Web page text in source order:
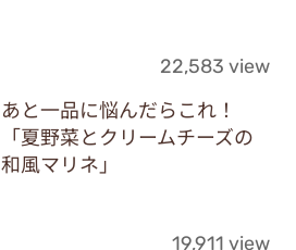
22,583 view
あと一品に悩んだらこれ！
「夏野菜とクリームチーズの
和風マリネ」
19,911 view